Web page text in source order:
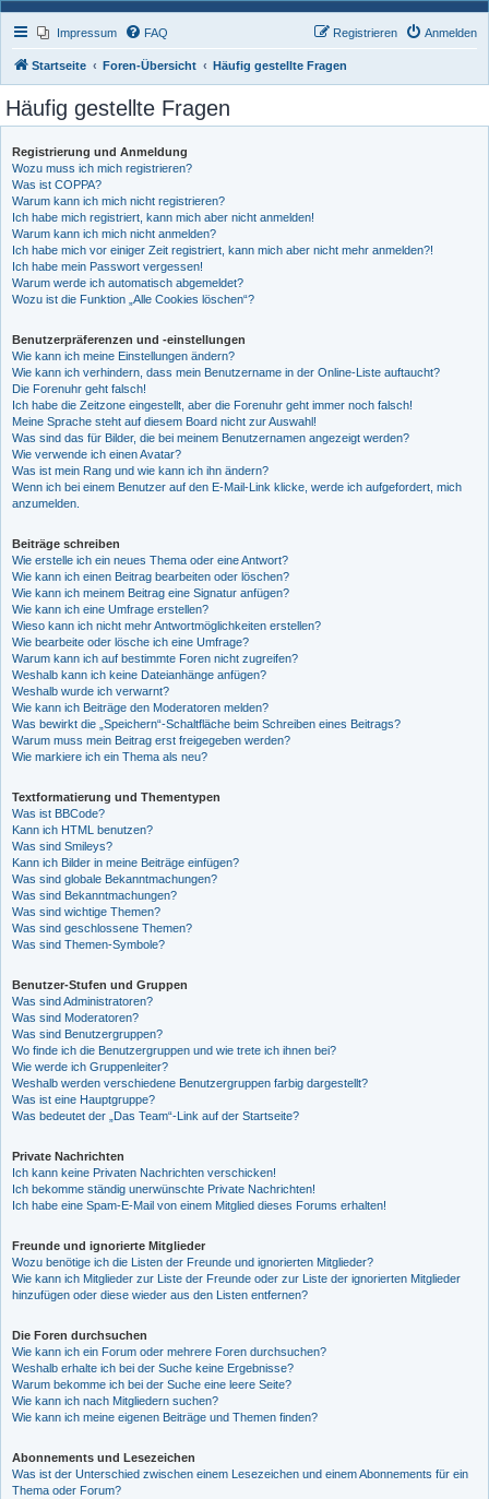
Impressum FAQ Anmelden
Registrieren
Startseite Foren-Übersicht Häufig gestellte Fragen
Häufig gestellte Fragen
Registrierung und Anmeldung
Wozu muss ich mich registrieren?
Was ist COPPA?
Warum kann ich mich nicht registrieren?
Ich habe mich registriert, kann mich aber nicht anmelden!
Warum kann ich mich nicht anmelden?
Ich habe mich vor einiger Zeit registriert, kann mich aber nicht mehr anmelden?!
Ich habe mein Passwort vergessen!
Warum werde ich automatisch abgemeldet?
Wozu ist die Funktion „Alle Cookies löschen“?
Benutzerpräferenzen und -einstellungen
Wie kann ich meine Einstellungen ändern?
Wie kann ich verhindern, dass mein Benutzername in der Online-Liste auftaucht?
Die Forenuhr geht falsch!
Ich habe die Zeitzone eingestellt, aber die Forenuhr geht immer noch falsch!
Meine Sprache steht auf diesem Board nicht zur Auswahl!
Was sind das für Bilder, die bei meinem Benutzernamen angezeigt werden?
Wie verwende ich einen Avatar?
Was ist mein Rang und wie kann ich ihn ändern?
Wenn ich bei einem Benutzer auf den E-Mail-Link klicke, werde ich aufgefordert, mich
anzumelden.
Beiträge schreiben
Wie erstelle ich ein neues Thema oder eine Antwort?
Wie kann ich einen Beitrag bearbeiten oder löschen?
Wie kann ich meinem Beitrag eine Signatur anfügen?
Wie kann ich eine Umfrage erstellen?
Wieso kann ich nicht mehr Antwortmöglichkeiten erstellen?
Wie bearbeite oder lösche ich eine Umfrage?
Warum kann ich auf bestimmte Foren nicht zugreifen?
Weshalb kann ich keine Dateianhänge anfügen?
Weshalb wurde ich verwarnt?
Wie kann ich Beiträge den Moderatoren melden?
Was bewirkt die „Speichern“-Schaltfläche beim Schreiben eines Beitrags?
Warum muss mein Beitrag erst freigegeben werden?
Wie markiere ich ein Thema als neu?
Textformatierung und Thementypen
Was ist BBCode?
Kann ich HTML benutzen?
Was sind Smileys?
Kann ich Bilder in meine Beiträge einfügen?
Was sind globale Bekanntmachungen?
Was sind Bekanntmachungen?
Was sind wichtige Themen?
Was sind geschlossene Themen?
Was sind Themen-Symbole?
Benutzer-Stufen und Gruppen
Was sind Administratoren?
Was sind Moderatoren?
Was sind Benutzergruppen?
Wo finde ich die Benutzergruppen und wie trete ich ihnen bei?
Wie werde ich Gruppenleiter?
Weshalb werden verschiedene Benutzergruppen farbig dargestellt?
Was ist eine Hauptgruppe?
Was bedeutet der „Das Team“-Link auf der Startseite?
Private Nachrichten
Ich kann keine Privaten Nachrichten verschicken!
Ich bekomme ständig unerwünschte Private Nachrichten!
Ich habe eine Spam-E-Mail von einem Mitglied dieses Forums erhalten!
Freunde und ignorierte Mitglieder
Wozu benötige ich die Listen der Freunde und ignorierten Mitglieder?
Wie kann ich Mitglieder zur Liste der Freunde oder zur Liste der ignorierten Mitglieder
hinzufügen oder diese wieder aus den Listen entfernen?
Die Foren durchsuchen
Wie kann ich ein Forum oder mehrere Foren durchsuchen?
Weshalb erhalte ich bei der Suche keine Ergebnisse?
Warum bekomme ich bei der Suche eine leere Seite?
Wie kann ich nach Mitgliedern suchen?
Wie kann ich meine eigenen Beiträge und Themen finden?
Abonnements und Lesezeichen
Was ist der Unterschied zwischen einem Lesezeichen und einem Abonnements für ein
Thema oder Forum?